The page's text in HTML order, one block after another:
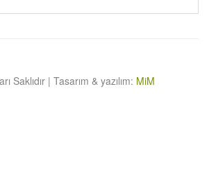
Saklıdır | Tasarım & yazılım: MiM